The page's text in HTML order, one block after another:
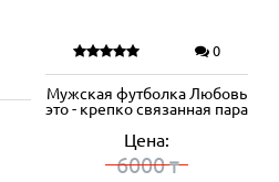
0
Мужская футболка Любовь
это - крепко связанная пара
Цена:
6000₸